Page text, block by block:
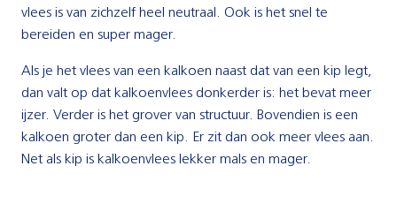
vlees is van zichzelf heel neutraal. Ook is het snel te
bereiden en super mager.
Als je het vlees van een kalkoen naast dat van een kip legt,
dan valt op dat kalkoenvlees donkerder is: het bevat meer
ijzer. Verder is het grover van structuur. Bovendien is een
kalkoen groter dan een kip. Er zit dan ook meer vlees aan.
Net als kip is kalkoenvlees lekker mals en mager.